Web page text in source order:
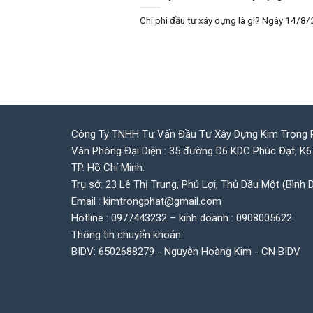
Chi phí đầu tư xây dựng là gì? Ngày 14/8/
Công Ty TNHH Tư Vấn Đầu Tư Xây Dựng Kim Trọng
Văn Phòng Đại Diện : 35 đường D6 KDC Phúc Đạt,
TP. Hồ Chí Minh.
Trụ sở: 23 Lê Thị Trung, Phú Lợi, Thủ Dầu Một (Bình
Email : kimtrongphat@gmail.com
Hotline : 0977443232 – kinh doanh : 0908005622
Thông tin chuyển khoản:
BIDV: 6502688279 - Nguyễn Hoàng Kim - CN BIDV